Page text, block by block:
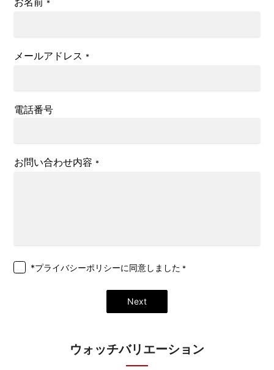
*
メールアドレス *
電話番号
お問い合わせ内容 *
*プライバシーポリシーに同意しました *
Next
ウォッチバリエーション